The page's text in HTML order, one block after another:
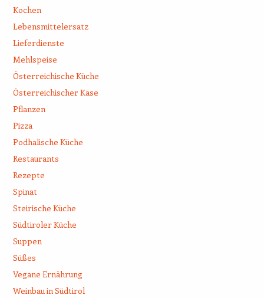
Kochen
Lebensmittelersatz
Lieferdienste
Mehlspeise
Österreichische Küche
Österreichischer Käse
Pflanzen
Pizza
Podhalische Küche
Restaurants
Rezepte
Spinat
Steirische Küche
Südtiroler Küche
Suppen
Süßes
Vegane Ernährung
Weinbau in Südtirol